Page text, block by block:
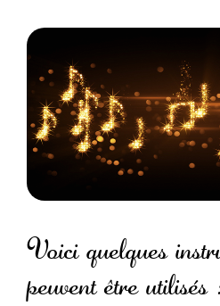
Voici quelques
peuvent être utilisés